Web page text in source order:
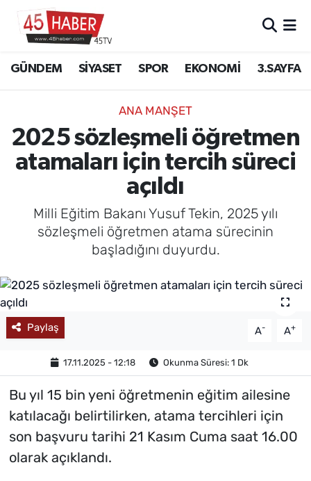
GÜNDEM SİYASET SPOR EKONOMİ 3.SAYFA
ANA MANŞET
2025 sözleşmeli öğretmen
atamaları için tercih süreci
açıldı
Milli Eğitim Bakanı Yusuf Tekin, 2025 yılı
sözleşmeli öğretmen atama sürecinin
başladığını duyurdu.
Paylaş A- A+
17.11.2025 - 12:18 Okunma Süresi: 1 Dk
Bu yıl 15 bin yeni öğretmenin eğitim ailesine
katılacağı belirtilirken, atama tercihleri için
son başvuru tarihi 21 Kasım Cuma saat 16.00
olarak açıklandı.
SİYASET
EKONOMİ
EĞİTİM
MAGAZİN
Manisa Hava Durumu
Manisa Trafik Yoğunluk Haritası
Süper Lig Puan Durumu ve Fikstür
Tüm Manşetler